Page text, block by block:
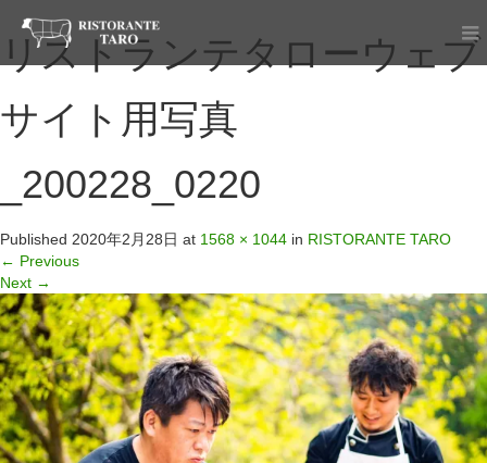
リストランテタローウェブ
サイト用写真
_200228_0220
Published 2020年2月28日 at 1568 × 1044 in RISTORANTE TARO
← Previous
Next →